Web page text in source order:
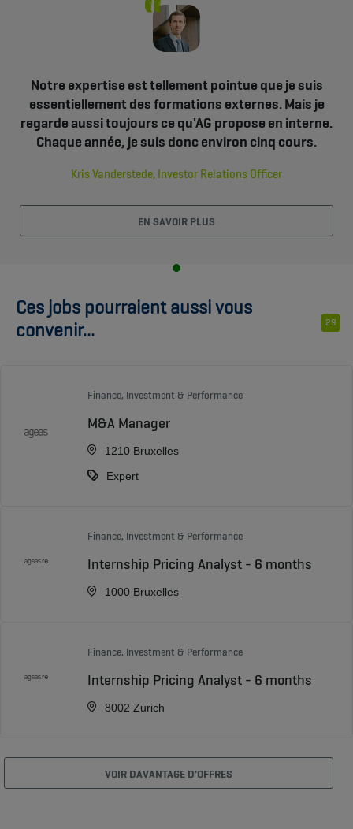
Notre expertise est tellement pointue que je suis
essentiellement des formations externes. Mais je
regarde aussi toujours ce qu'AG propose en interne.
Chaque année, je suis donc environ cinq cours.
Kris Vanderstede, Investor Relations Officer
EN SAVOIR PLUS
Ces jobs pourraient aussi vous
convenir...
29
Finance, Investment & Performance
M&A Manager
1210 Bruxelles
Expert
Finance, Investment & Performance
Internship Pricing Analyst - 6 months
1000 Bruxelles
Finance, Investment & Performance
Internship Pricing Analyst - 6 months
8002 Zurich
VOIR DAVANTAGE D'OFFRES